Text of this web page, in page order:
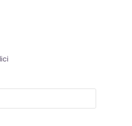
Escape